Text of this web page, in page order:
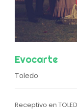
Evocarte
Toledo
Receptivo en